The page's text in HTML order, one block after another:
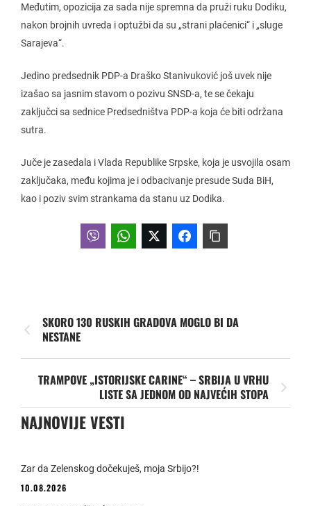
Međutim, opozicija za sada nije spremna da pruži ruku Dodiku,
nakon brojnih uvreda i optužbi da su „strani plaćenici“ i „sluge
Sarajeva“.
Jedino predsednik PDP-a Draško Stanivuković još uvek nije
izašao sa jasnim stavom o pozivu SNSD-a, te se čekaju
zaključci sa sednice Predsedništva PDP-a koja će biti održana
sutra.
Juče je zasedala i Vlada Republike Srpske, koja je usvojila osam
zaključaka, među kojima je i odbacivanje presude Suda BiH,
kao i poziv svim strankama da stanu uz Dodika.
SKORO 130 RUSKIH GRADOVA MOGLO BI DA
NESTANE
TRAMPOVE „ISTORIJSKE CARINE“ – SRBIJA U VRHU
LISTE SA JEDNOM OD NAJVEĆIH STOPA
NAJNOVIJE VESTI
Zar da Zelenskog dočekuješ, moja Srbijo?!
10.08.2026